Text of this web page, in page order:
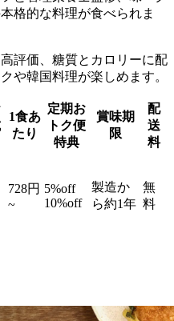
格的な料理が食べられま
評価、糖質とカロリーに配
や韓国料理が楽しめます。
1食あ
たり
定期お
トク便
特典
賞味期
限
配
送
料
728円
~
5%off
10%off
製造か
ら約1年
無
料